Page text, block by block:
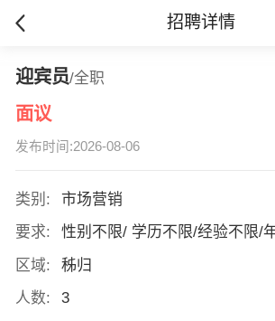
招聘详情
迎宾员/全职
面议
发布时间:2026-08-06
类别:
市场营销
要求:
性别不限/ 学历不限/经验不限/
区域:
秭归
人数:
3